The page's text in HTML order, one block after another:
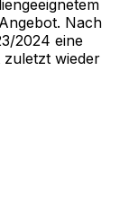
Nach
2024 eine
wieder